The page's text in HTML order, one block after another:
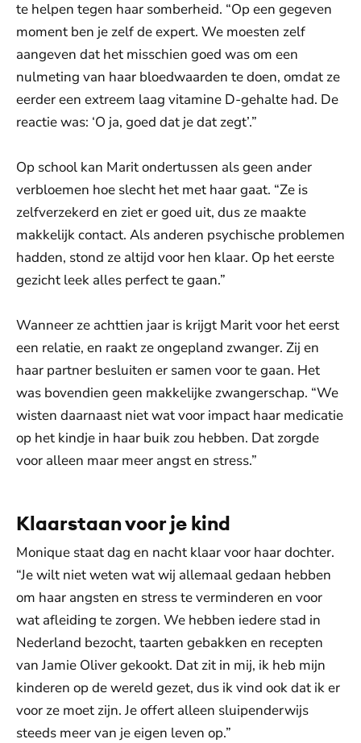
te helpen tegen haar somberheid. “Op een gegeven
moment ben je zelf de expert. We moesten zelf
aangeven dat het misschien goed was om een
nulmeting van haar bloedwaarden te doen, omdat ze
eerder een extreem laag vitamine D-gehalte had. De
reactie was: ‘O ja, goed dat je dat zegt’.”
Op school kan Marit ondertussen als geen ander
verbloemen hoe slecht het met haar gaat. “Ze is
zelfverzekerd en ziet er goed uit, dus ze maakte
makkelijk contact. Als anderen psychische problemen
hadden, stond ze altijd voor hen klaar. Op het eerste
gezicht leek alles perfect te gaan.”
Wanneer ze achttien jaar is krijgt Marit voor het eerst
een relatie, en raakt ze ongepland zwanger. Zij en
haar partner besluiten er samen voor te gaan. Het
was bovendien geen makkelijke zwangerschap. “We
wisten daarnaast niet wat voor impact haar medicatie
op het kindje in haar buik zou hebben. Dat zorgde
voor alleen maar meer angst en stress.”
Klaarstaan voor je kind
Monique staat dag en nacht klaar voor haar dochter.
“Je wilt niet weten wat wij allemaal gedaan hebben
om haar angsten en stress te verminderen en voor
wat afleiding te zorgen. We hebben iedere stad in
Nederland bezocht, taarten gebakken en recepten
van Jamie Oliver gekookt. Dat zit in mij, ik heb mijn
kinderen op de wereld gezet, dus ik vind ook dat ik er
voor ze moet zijn. Je offert alleen sluipenderwijs
steeds meer van je eigen leven op.”